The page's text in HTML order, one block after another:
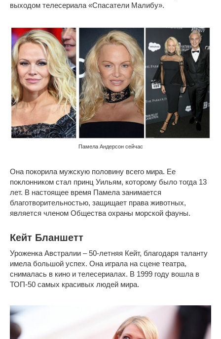
выходом телесериала «Спасатели Малибу».
Памела Андерсон сейчас
Она покорила мужскую половину всего мира. Ее
поклонником стал принц Уильям, которому было тогда 13
лет. В настоящее время Памела занимается
благотворительностью, защищает права животных,
является членом Общества охраны морской фауны.
Кейт Бланшетт
Уроженка Австралии – 50-летняя Кейт, благодаря таланту
имела большой успех. Она играла на сцене театра,
снималась в кино и телесериалах. В 1999 году вошла в
ТОП-50 самых красивых людей мира.